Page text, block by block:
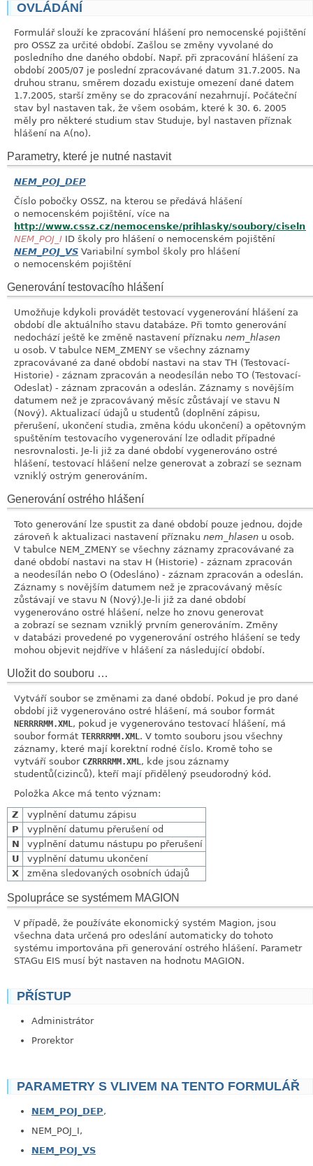
OVLÁDÁNÍ
Formulář slouží ke zpracování hlášení pro nemocenské pojištění
pro OSSZ za určité období. Zašlou se změny vyvolané do
posledního dne daného období. Např. při zpracování hlášení za
období 2005/07 je poslední zpracovávané datum 31.7.2005. Na
druhou stranu, směrem dozadu existuje omezení dané datem
1.7.2005, starší změny se do zpracování nezahrnují. Počáteční
stav byl nastaven tak, že všem osobám, které k 30. 6. 2005
měly pro některé studium stav Studuje, byl nastaven příznak
hlášení na A(no).
Parametry, které je nutné nastavit
NEM_POJ_DEP
Číslo pobočky OSSZ, na kterou se předává hlášení
o nemocenském pojištění, více na
http://www.cssz.cz/nemocenske/prihlasky/soubory/
NEM_POJ_I ID školy pro hlášení o nemocenském pojištění
NEM_POJ_VS Variabilní symbol školy pro hlášení
o nemocenském pojištění
Generování testovacího hlášení
Umožňuje kdykoli provádět testovací vygenerování hlášení za
období dle aktuálního stavu databáze. Při tomto generování
nedochází ještě ke změně nastavení příznaku nem_hlasen
u osob. V tabulce NEM_ZMENY se všechny záznamy
zpracovávané za dané období nastavi na stav TH (Testovací-
Historie) - záznam zpracován a neodesílán nebo TO (Testovací-
Odeslat) - záznam zpracován a odeslán. Záznamy s novějším
datumem než je zpracovávaný měsíc zůstávají ve stavu N
(Nový). Aktualizací údajů u studentů (doplnění zápisu,
přerušení, ukončení studia, změna kódu ukončení) a opětovným
spuštěním testovacího vygenerování lze odladit případné
nesrovnalosti. Je-li již za dané období vygenerováno ostré
hlášení, testovací hlášení nelze generovat a zobrazí se seznam
vzniklý ostrým generováním.
Generování ostrého hlášení
Toto generování lze spustit za dané období pouze jednou, dojde
zároveň k aktualizaci nastavení příznaku nem_hlasen u osob.
V tabulce NEM_ZMENY se všechny záznamy zpracovávané za
dané období nastavi na stav H (Historie) - záznam zpracován
a neodesílán nebo O (Odesláno) - záznam zpracován a odeslán.
Záznamy s novějším datumem než je zpracovávaný měsíc
zůstávají ve stavu N (Nový).Je-li již za dané období
vygenerováno ostré hlášení, nelze ho znovu generovat
a zobrazí se seznam vzniklý prvním generováním. Změny
v databázi provedené po vygenerování ostrého hlášení se tedy
mohou objevit nejdříve v hlášení za následující období.
Uložit do souboru …
Vytváří soubor se změnami za dané období. Pokud je pro dané
období již vygenerováno ostré hlášení, má soubor formát
NERRRRMM.XML, pokud je vygenerováno testovací hlášení, má
soubor formát TERRRRMM.XML. V tomto souboru jsou všechny
záznamy, které mají korektní rodné číslo. Kromě toho se
vytváří soubor CZRRRRMM.XML, kde jsou záznamy
studentů(cizinců), kteří mají přidělený pseudorodný kód.
Položka Akce má tento význam:
Z
vyplnění datumu zápisu
P
vyplnění datumu přerušení od
N
vyplnění datumu nástupu po přerušení
U
vyplnění datumu ukončení
X
změna sledovaných osobních údajů
Spolupráce se systémem MAGION
V případě, že používáte ekonomický systém Magion, jsou
všechna data určená pro odeslání automaticky do tohoto
systému importována při generování ostrého hlášení. Parametr
STAGu EIS musí být nastaven na hodnotu MAGION.
PŘÍSTUP
Administrátor
Prorektor
PARAMETRY S VLIVEM NA TENTO FORMULÁŘ
NEM_POJ_DEP,
NEM_POJ_I,
NEM_POJ_VS